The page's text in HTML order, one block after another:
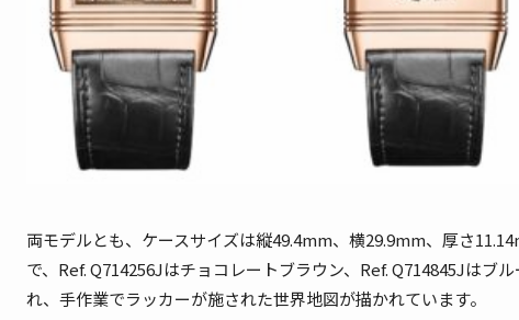
両モデルとも、ケースサイズは縦49.4mm、横29.9mm、厚さ
で、Ref. Q714256Jはチョコレートブラウン、Ref. Q714845Jはブル
れ、手作業でラッカーが施された世界地図が描かれています。